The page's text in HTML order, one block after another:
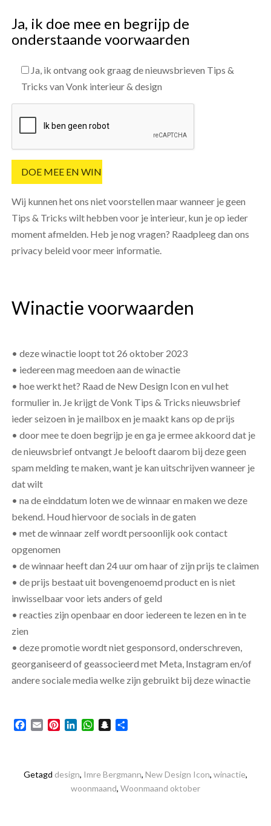
Ja, ik doe mee en begrijp de
onderstaande voorwaarden
Ja, ik ontvang ook graag de nieuwsbrieven Tips &
Tricks van Vonk interieur & design
Wij kunnen het ons niet voorstellen maar wanneer je geen
Tips & Tricks wilt hebben voor je interieur, kun je op ieder
moment afmelden. Heb je nog vragen? Raadpleeg dan ons
privacy beleid voor meer informatie.
Winactie voorwaarden
• deze winactie loopt tot 26 oktober 2023
• iedereen mag meedoen aan de winactie
• hoe werkt het? Raad de New Design Icon en vul het
formulier in. Je krijgt de Vonk Tips & Tricks nieuwsbrief
ieder seizoen in je mailbox en je maakt kans op de prijs
• door mee te doen begrijp je en ga je ermee akkoord dat je
de nieuwsbrief ontvangt Je belooft daarom bij deze geen
spam melding te maken, want je kan uitschrijven wanneer je
dat wilt
• na de einddatum loten we de winnaar en maken we deze
bekend. Houd hiervoor de socials in de gaten
• met de winnaar zelf wordt persoonlijk ook contact
opgenomen
• de winnaar heeft dan 24 uur om haar of zijn prijs te claimen
• de prijs bestaat uit bovengenoemd product en is niet
inwisselbaar voor iets anders of geld
• reacties zijn openbaar en door iedereen te lezen en in te
zien
• deze promotie wordt niet gesponsord, onderschreven,
georganiseerd of geassocieerd met Meta, Instagram en/of
andere sociale media welke zijn gebruikt bij deze winactie
Facebook
Email PinterestLinkedInWhatsApp
Snapchat
Getagd design, Imre Bergmann, New Design Icon, winactie,
woonmaand, Woonmaand oktober